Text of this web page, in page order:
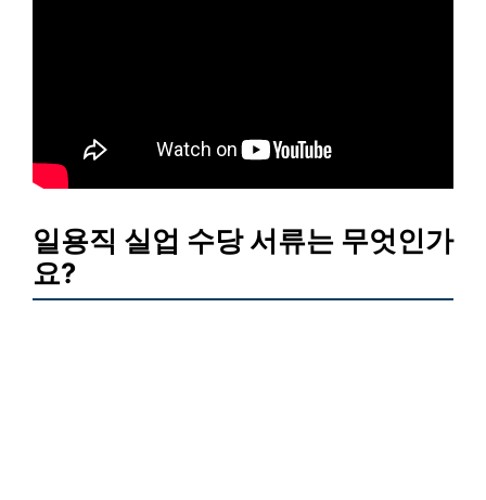
일용직 실업 수당 서류는 무엇인가
요?